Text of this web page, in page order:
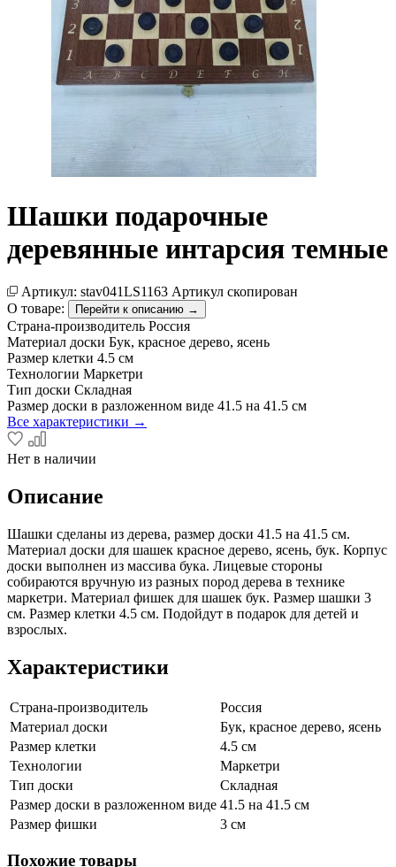
Шашки подарочные
деревянные интарсия темные
Артикул: stav041LS1163 Артикул скопирован
О товаре:
Перейти к описанию →
Страна-производитель Россия
Материал доски Бук, красное дерево, ясень
Размер клетки 4.5 см
Технологии Маркетри
Тип доски Складная
Размер доски в разложенном виде 41.5 на 41.5 см
Все характеристики →
Нет в наличии
Описание
Шашки сделаны из дерева, размер доски 41.5 на 41.5 см.
Материал доски для шашек красное дерево, ясень, бук. Корпус
доски выполнен из массива бука. Лицевые стороны
собираются вручную из разных пород дерева в технике
маркетри. Материал фишек для шашек бук. Размер шашки 3
см. Размер клетки 4.5 см. Подойдут в подарок для детей и
взрослых.
Характеристики
Страна-производитель
Россия
Материал доски
Бук, красное дерево, ясень
Размер клетки
4.5 см
Технологии
Маркетри
Тип доски
Складная
Размер доски в разложенном виде 41.5 на 41.5 см
Размер фишки
3 см
Похожие товары